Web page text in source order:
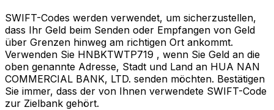
SWIFT-Codes werden verwendet, um sicherzustellen,
dass Ihr Geld beim Senden oder Empfangen von Geld
über Grenzen hinweg am richtigen Ort ankommt.
Verwenden Sie HNBKTWTP719 , wenn Sie Geld an die
oben genannte Adresse, Stadt und Land an HUA NAN
COMMERCIAL BANK, LTD. senden möchten. Bestätigen
Sie immer, dass der von Ihnen verwendete SWIFT-Code
zur Zielbank gehört.